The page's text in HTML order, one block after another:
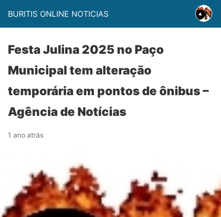
BURITIS ONLINE NOTICIAS
Festa Julina 2025 no Paço
Municipal tem alteração
temporária em pontos de ônibus –
Agência de Notícias
1 ano atrás